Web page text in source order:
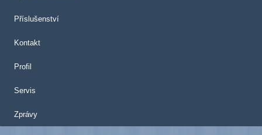
Příslušenství
Kontakt
Profil
Servis
Zprávy